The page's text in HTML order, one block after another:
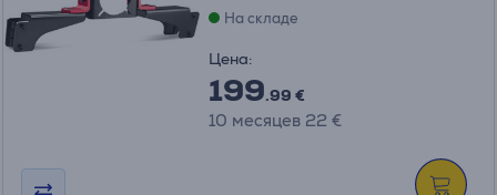
На складе
Цена:
199.99 €
10 месяцев 22 €